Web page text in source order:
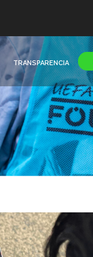
TRANSPARENCIA